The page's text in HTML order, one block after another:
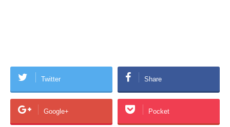
Twitter Share
Google+ Pocket